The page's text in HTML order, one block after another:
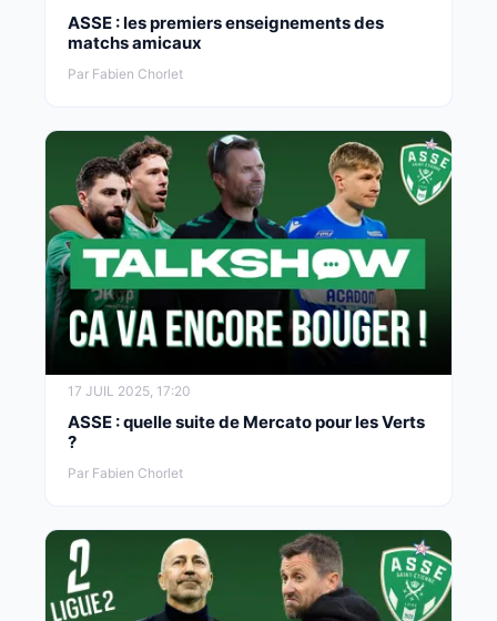
ASSE : les premiers enseignements des
matchs amicaux
Par Fabien Chorlet
17 JUIL 2025, 17:20
ASSE : quelle suite de Mercato pour les Verts
?
Par Fabien Chorlet